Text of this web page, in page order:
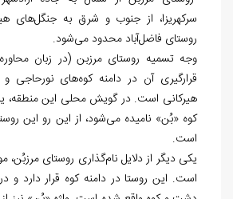
سرکهریزا، از جنوب و شرق به جنگل‌های
روستای فاضل‌آباد محدود می‌شود.
وجه تسمیه روستای مرزبن (در زبان
قرارگیری آن در دامنه کوه‌های نورحاجی
هیرکانی است. در گویش محلی این منطقه،
کوه «بُن» نامیده می‌شود، از این رو این
است.
یکی دیگر از دلایل نام‌گذاری روستای مرزبُن،
است. این روستا در دامنه کوه قرار دارد و